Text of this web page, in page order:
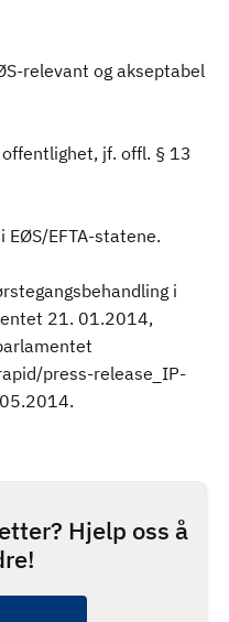
relevant og akseptabel
jf. offl. § 13
EFTA-statene.
i
21. 01.2014,
press-release_IP-
Hjelp oss å